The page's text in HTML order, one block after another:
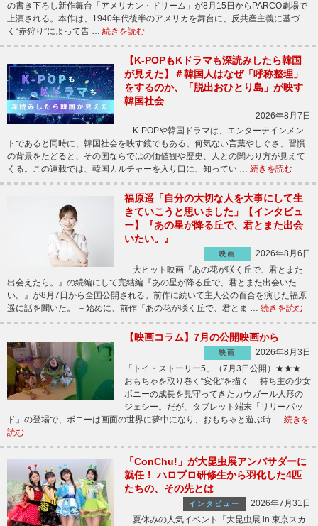
の書き下ろし新作舞台「アメリカン・ドリーム」が8月15日からPARCO劇場で
上演される。本作は、1940年代後半のアメリカを舞台に、反共産主義に基づ
く“赤狩り”によって告 … 続きを読む
【K-POPもKドラマも深読みしたら韓国
が見えた】＃韓国人はなぜ「呼称整理」
をするのか、「脱出おひとり島」が映す
韓国社会
2026年8月7日
K-POPや韓国ドラマは、エンターテインメン
トであると同時に、韓国社会を映す鏡でもある。何気ない言葉やしぐさ、習慣
の背景をたどると、その国ならではの価値観や歴史、人との関わり方が見えて
くる。この連載では、韓国カルチャーを入り口に、知ってい … 続きを読む
福原遥「自分の大切な人を大事にして生
きていこうと思いました」【インタビュ
ー】『あの星が降る丘で、君とまた出会
いたい。』
映画
2026年8月6日
大ヒット映画『あの花が咲く丘で、君とまた
出会えたら。』の続編にして完結編『あの星が降る丘で、君とまた出会いた
い。』が8月7日から全国公開される。前作に続いて主人公の百合を演じた福原
遥に話を聞いた。 －始めに、前作『あの花が咲く丘で、君とま … 続きを読む
【映画コラム】7月の公開映画から
映画
2026年8月3日
「トイ・ストーリー5」（7月3日公開）★★★
おもちゃを取り巻く“変化”を描く 持ち主の少女
ボニーの成長を見守ってきたカウガール人形の
ジェシー。だが、タブレット端末「リリーパッ
ド」の登場で、ボニーは画面の世界に夢中になり、おもちゃと遊ぶ時 … 続きを
読む
「ConChu!」が大昆虫展アンバサダーに
就任！ ハロプロ研修生から羽化した4匹
たちの、その先とは
インタビュー
2026年7月31日
夏休みの人気イベント「大昆虫展 in 東京スカ